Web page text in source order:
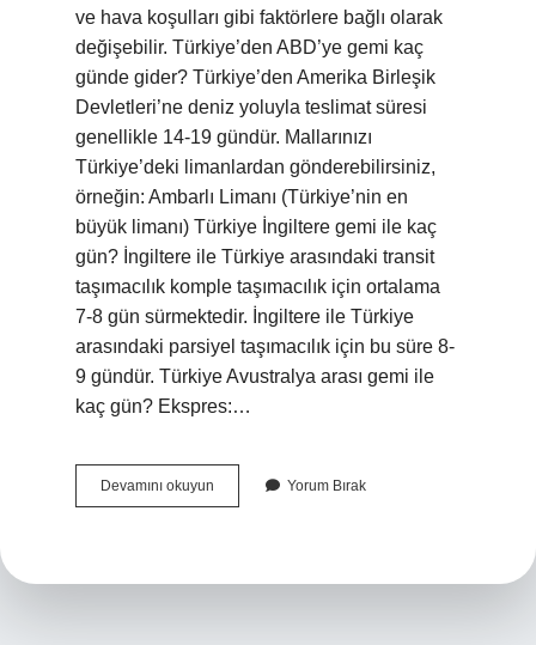
ve hava koşulları gibi faktörlere bağlı olarak
değişebilir. Türkiye’den ABD’ye gemi kaç
günde gider? Türkiye’den Amerika Birleşik
Devletleri’ne deniz yoluyla teslimat süresi
genellikle 14-19 gündür. Mallarınızı
Türkiye’deki limanlardan gönderebilirsiniz,
örneğin: Ambarlı Limanı (Türkiye’nin en
büyük limanı) Türkiye İngiltere gemi ile kaç
gün? İngiltere ile Türkiye arasındaki transit
taşımacılık komple taşımacılık için ortalama
7-8 gün sürmektedir. İngiltere ile Türkiye
arasındaki parsiyel taşımacılık için bu süre 8-
9 gündür. Türkiye Avustralya arası gemi ile
kaç gün? Ekspres:…
Devamını okuyun
Brezilya
Yorum Bırak